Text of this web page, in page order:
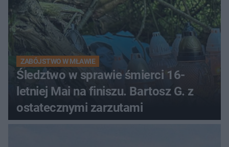
ZABÓJSTWO W MŁAWIE
Śledztwo w sprawie śmierci 16-
letniej Mai na finiszu. Bartosz G. z
ostatecznymi zarzutami